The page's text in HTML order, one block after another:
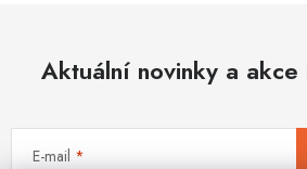
Novinky
World Cleanup Day
Aktuální novinky a akce
E-mail